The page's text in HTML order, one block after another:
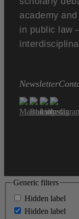
academy
in public law
Newsletter
Generic filters
Hidden label
Hidden label